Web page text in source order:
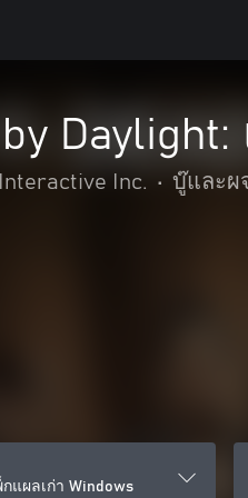
by
Inc. • บู๊และผ
แผลเก่า Windows